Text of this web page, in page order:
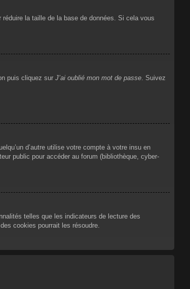
la taille de la base de données. Si cela vous
puis cliquez sur J’ai oublié mon mot de passe. Suivez
d’autre utilise votre compte à votre insu en
public pour accéder au forum (bibliothèque, cyber-
telles que les indicateurs de lecture des
cookies pourrait les résoudre.